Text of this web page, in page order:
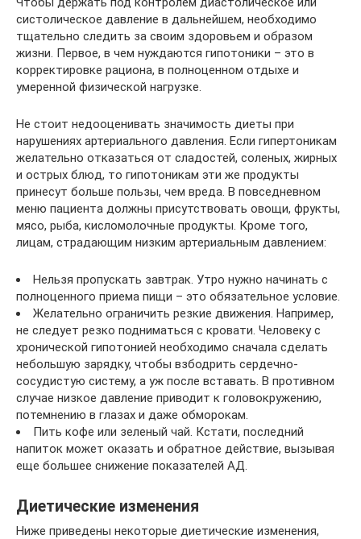
систолическое давление в дальнейшем, необходимо
тщательно следить за своим здоровьем и образом
жизни. Первое, в чем нуждаются гипотоники – это в
корректировке рациона, в полноценном отдыхе и
умеренной физической нагрузке.
Не стоит недооценивать значимость диеты при
нарушениях артериального давления. Если гипертоникам
желательно отказаться от сладостей, соленых, жирных
и острых блюд, то гипотоникам эти же продукты
принесут больше пользы, чем вреда. В повседневном
меню пациента должны присутствовать овощи, фрукты,
мясо, рыба, кисломолочные продукты. Кроме того,
лицам, страдающим низким артериальным давлением:
Нельзя пропускать завтрак. Утро нужно начинать с
полноценного приема пищи – это обязательное условие.
Желательно ограничить резкие движения. Например,
не следует резко подниматься с кровати. Человеку с
хронической гипотонией необходимо сначала сделать
небольшую зарядку, чтобы взбодрить сердечно-
сосудистую систему, а уж после вставать. В противном
случае низкое давление приводит к головокружению,
потемнению в глазах и даже обморокам.
Пить кофе или зеленый чай. Кстати, последний
напиток может оказать и обратное действие, вызывая
еще большее снижение показателей АД.
Диетические изменения
Ниже приведены некоторые диетические изменения,